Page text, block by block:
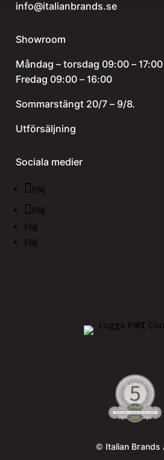
info@italianbrands.se
Showroom
Måndag – torsdag 09:00 – 17:00
Fredag 09:00 – 16:00
Sommarstängt 20/7 – 9/8.
Utförsäljning
Sociala medier
Följ
Följ
Följ
Följ
© Italian Brands